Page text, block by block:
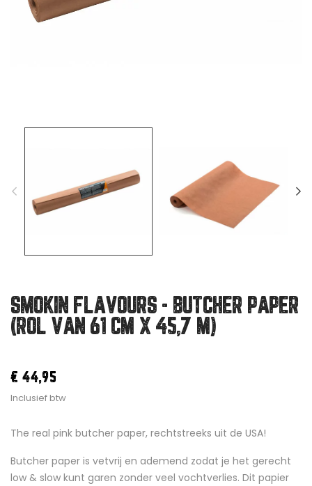
SMOKIN FLAVOURS - BUTCHER PAPER
(ROL VAN 61 CM X 45,7 M)
€ 44,95
Inclusief btw
The real pink butcher paper, rechtstreeks uit de USA!
Butcher paper is vetvrij en ademend zodat je het gerecht
low & slow kunt garen zonder veel vochtverlies. Dit papier